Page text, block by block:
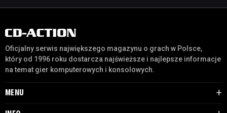
Oficjalny serwis największego magazynu o grach w Polsce,
który od 1996 roku dostarcza najświeższe i najlepsze informacje
na temat gier komputerowych i konsolowych.
MENU